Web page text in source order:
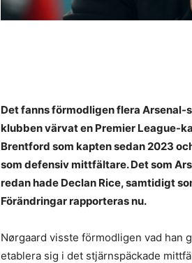
Det fanns förmodligen flera
klubben värvat en Premier League-
Brentford som kapten sedan 2023
som defensiv mittfältare. Det som
redan hade Declan Rice, samtidigt
Förändringar rapporteras nu.
Nørgaard visste förmodligen vad han
etablera sig i det stjärnspäckade